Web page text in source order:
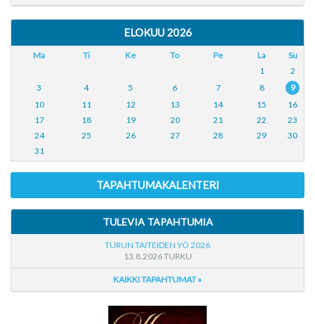
ELOKUU 2026
Ma Ti Ke To Pe La
Su
1
2
3
4 5 6 7 8
9
10
11 12 13 14 15
16
17
18 19 20 21 22
23
24
25 26 27 28 29
30
31
TAPAHTUMAKALENTERI
TULEVIA TAPAHTUMIA
TURUN TAITEIDEN YÖ 2026
13.8.2026 TURKU
KAIKKI TAPAHTUMAT »